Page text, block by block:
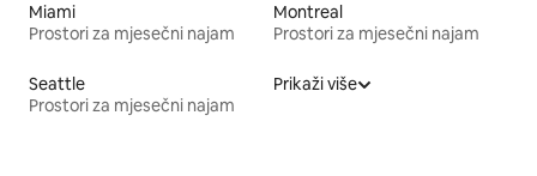
Miami
Prostori za mjesečni najam
Montreal
Prostori za mjesečni najam
Seattle
Prostori za mjesečni najam
Prikaži više